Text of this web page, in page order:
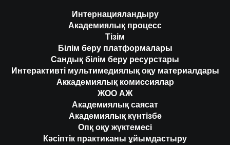
Интернацияландыру
Академиялық процесс
Тізім
Білім беру платформалары
Сандық білім беру ресурстары
Интерактивті мультимедиялық оқу материалдары
Аккадемиялық комиссиялар
ЖОО АЖ
Академиялық саясат
Академиялық күнтізбе
Опқ оқу жүктемесі
Кәсіптік практиканы ұйымдастыру